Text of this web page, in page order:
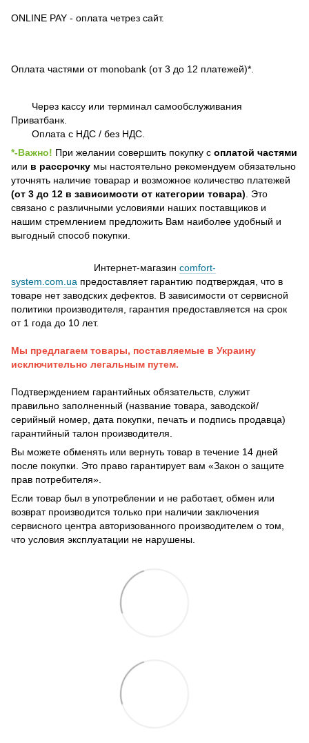
ONLINE PAY - оплата четрез сайт.
Оплата частями от monobank (от 3 до 12 платежей)*.
Через кассу или терминал самообслуживания
Приватбанк.
Оплата с НДС / без НДС.
*-Важно! При желании совершить покупку с оплатой частями
или в рассрочку мы настоятельно рекомендуем обязательно
уточнять наличие товарар и возможное количество платежей
(от 3 до 12 в зависимости от категории товара) . Это
связано с различными условиями наших поставщиков и
нашим стремлением предложить Вам наиболее удобный и
выгодный способ покупки.
Интернет-магазин comfort-
system.com.ua предоставляет гарантию подтверждая, что в
товаре нет заводских дефектов. В зависимости от сервисной
политики производителя, гарантия предоставляется на срок
от 1 года до 10 лет.
Мы предлагаем товары, поставляемые в Украину
исключительно легальным путем.
Подтверждением гарантийных обязательств, служит
правильно заполненный (название товара, заводской/
серийный номер, дата покупки, печать и подпись продавца)
гарантийный талон производителя.
Вы можете обменять или вернуть товар в течение 14 дней
после покупки. Это право гарантирует вам «Закон о защите
прав потребителя».
Если товар был в употреблении и не работает, обмен или
возврат производится только при наличии заключения
сервисного центра авторизованного производителем о том,
что условия эксплуатации не нарушены.